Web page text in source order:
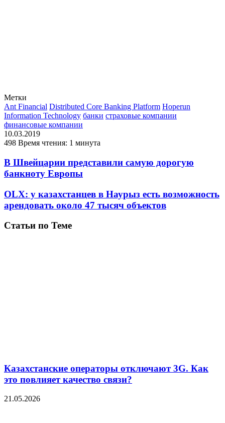
Метки
Ant Financial Distributed Core Banking Platform Hoperun
Information Technology банки страховые компании
финансовые компании
10.03.2019
498 Время чтения: 1 минута
В Швейцарии представили самую дорогую
банкноту Европы
OLX: у казахстанцев в Наурыз есть возможность
арендовать около 47 тысяч объектов
Статьи по Теме
Казахстанские операторы отключают 3G. Как
это повлияет качество связи?
21.05.2026